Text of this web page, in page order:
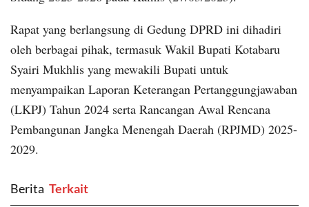
Rapat yang berlangsung di Gedung DPRD ini dihadiri
oleh berbagai pihak, termasuk Wakil Bupati Kotabaru
Syairi Mukhlis yang mewakili Bupati untuk
menyampaikan Laporan Keterangan Pertanggungjawaban
(LKPJ) Tahun 2024 serta Rancangan Awal Rencana
Pembangunan Jangka Menengah Daerah (RPJMD) 2025-
2029.
Berita ‎ Terkait